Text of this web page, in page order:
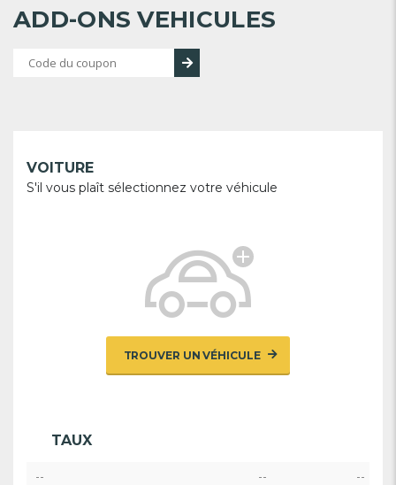
ADD-ONS VEHICULES
VOITURE
S'il vous plaît sélectionnez votre véhicule
TROUVER UN VÉHICULE
TAUX
-- -- --